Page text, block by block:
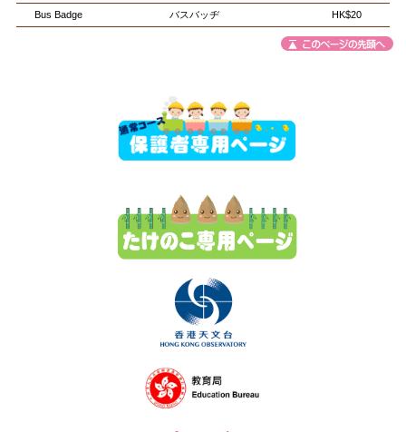
Bus Badge バスバッヂ HK$20